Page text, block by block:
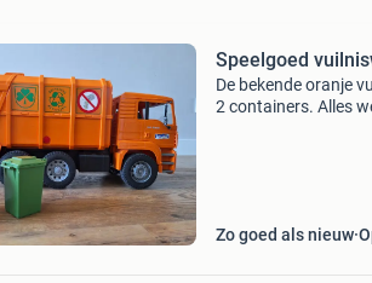
Speelgoed
De bekende oranje
2 containers. Alles
Zo goed als nieuw